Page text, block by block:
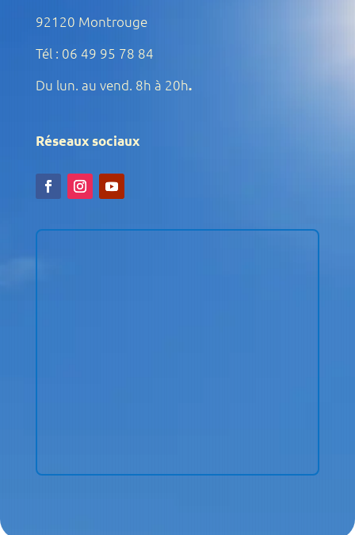
92120 Montrouge
Tél : 06 49 95 78 84
Du lun. au vend. 8h à 20h.
Réseaux sociaux